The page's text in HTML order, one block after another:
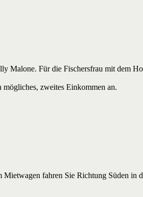
Malone. Für die Fischersfrau mit dem
zweites Einkommen an.
fahren Sie Richtung Süden